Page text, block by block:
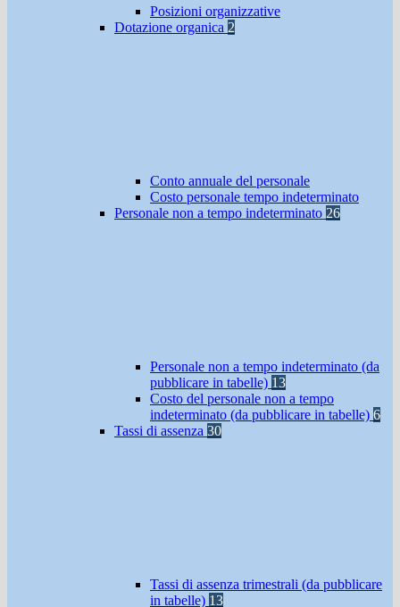
Posizioni organizzative
Dotazione organica 2
Conto annuale del personale
Costo personale tempo indeterminato
Personale non a tempo indeterminato 26
Personale non a tempo indeterminato (da
pubblicare in tabelle) 13
Costo del personale non a tempo
indeterminato (da pubblicare in tabelle) 6
Tassi di assenza 30
Tassi di assenza trimestrali (da pubblicare
in tabelle) 13